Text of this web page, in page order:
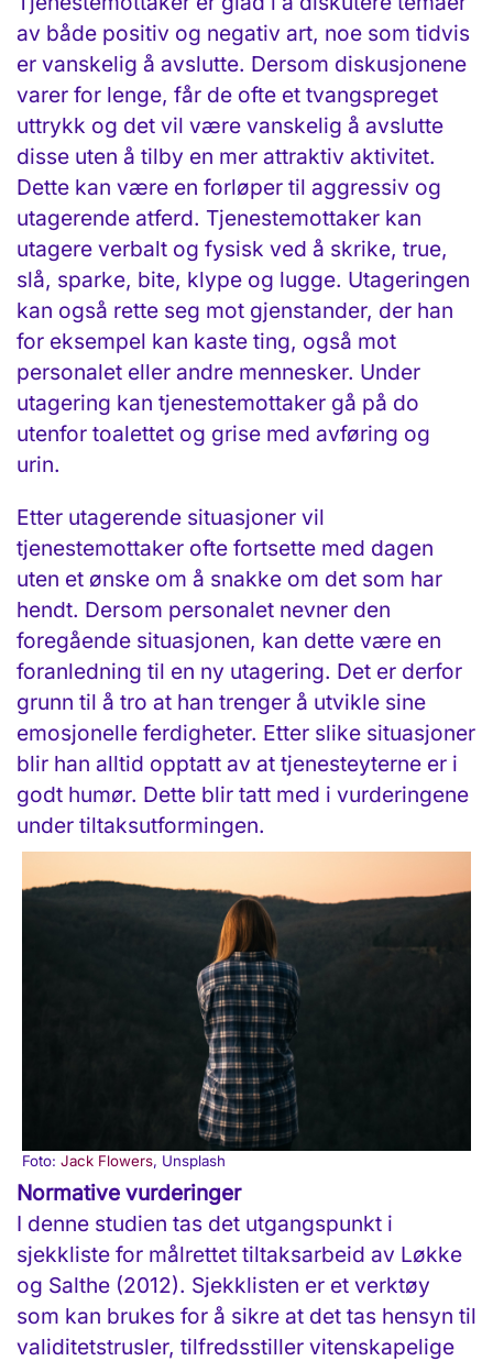
av både positiv og negativ art, noe som tidvis
er vanskelig å avslutte. Dersom diskusjonene
varer for lenge, får de ofte et tvangspreget
uttrykk og det vil være vanskelig å avslutte
disse uten å tilby en mer attraktiv aktivitet.
Dette kan være en forløper til aggressiv og
utagerende atferd. Tjenestemottaker kan
utagere verbalt og fysisk ved å skrike, true,
slå, sparke, bite, klype og lugge. Utageringen
kan også rette seg mot gjenstander, der han
for eksempel kan kaste ting, også mot
personalet eller andre mennesker. Under
utagering kan tjenestemottaker gå på do
utenfor toalettet og grise med avføring og
urin.
Etter utagerende situasjoner vil
tjenestemottaker ofte fortsette med dagen
uten et ønske om å snakke om det som har
hendt. Dersom personalet nevner den
foregående situasjonen, kan dette være en
foranledning til en ny utagering. Det er derfor
grunn til å tro at han trenger å utvikle sine
emosjonelle ferdigheter. Etter slike situasjoner
blir han alltid opptatt av at tjenesteyterne er i
godt humør. Dette blir tatt med i vurderingene
under tiltaksutformingen.
Foto: Jack Flowers, Unsplash
Normative vurderinger
I denne studien tas det utgangspunkt i
sjekkliste for målrettet tiltaksarbeid av Løkke
og Salthe (2012). Sjekklisten er et verktøy
som kan brukes for å sikre at det tas hensyn til
validitetstrusler, tilfredsstiller vitenskapelige